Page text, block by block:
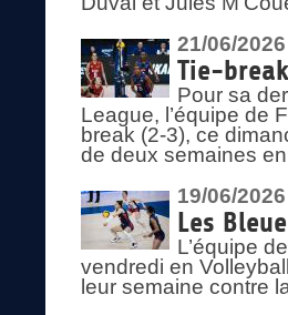
21/06/2026
Tie-
Pour sa
League, l’équipe de
break (2-3), ce
de deux semaines
19/06/2026
Les
L’équipe
vendredi en
leur semaine contre